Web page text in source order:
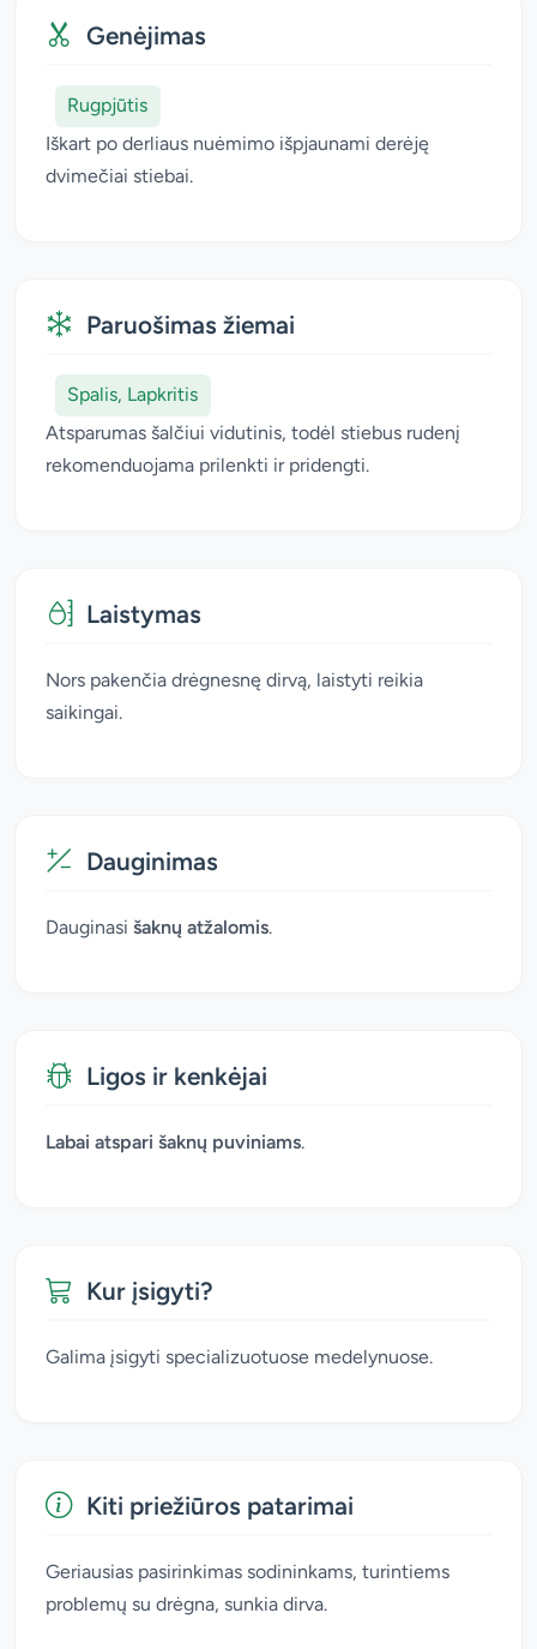
Genėjimas
Rugpjūtis
Iškart po derliaus nuėmimo išpjaunami derėję
dvimečiai stiebai.
Paruošimas žiemai
Spalis, Lapkritis
Atsparumas šalčiui vidutinis, todėl stiebus rudenį
rekomenduojama prilenkti ir pridengti.
Laistymas
Nors pakenčia drėgnesnę dirvą, laistyti reikia
saikingai.
Dauginimas
Dauginasi šaknų atžalomis.
Ligos ir kenkėjai
Labai atspari šaknų puviniams.
Kur įsigyti?
Galima įsigyti specializuotuose medelynuose.
Kiti priežiūros patarimai
Geriausias pasirinkimas sodininkams, turintiems
problemų su drėgna, sunkia dirva.